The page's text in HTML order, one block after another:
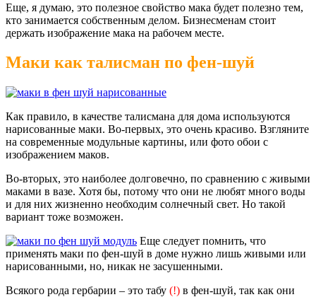
Еще, я думаю, это полезное свойство мака будет полезно тем,
кто занимается собственным делом. Бизнесменам стоит
держать изображение мака на рабочем месте.
Маки как талисман по фен-шуй
Как правило, в качестве талисмана для дома используются
нарисованные маки. Во-первых, это очень красиво. Взгляните
на современные модульные картины, или фото обои с
изображением маков.
Во-вторых, это наиболее долговечно, по сравнению с живыми
маками в вазе. Хотя бы, потому что они не любят много воды
и для них жизненно необходим солнечный свет. Но такой
вариант тоже возможен.
Еще следует помнить, что
применять маки по фен-шуй в доме нужно лишь живыми или
нарисованными, но, никак не засушенными.
Всякого рода гербарии – это табу (!) в фен-шуй, так как они